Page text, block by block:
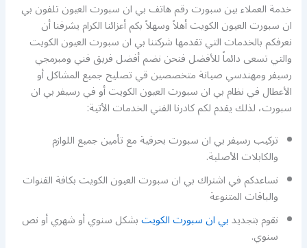
خدمة العملاء بين سبورت رقم هاتف بي ان سبورت العيون تلفون بي
ان سبورت العيون الكويت أهلاً وسهلاً بكم أعزائنا الكرام يشرفنا أن
نعرفكم بالخدمات التي تقدمها شركتنا بي ان سبورت العيون الكويت
والتي تسعى دائماً للأفضل فنحن نضم أفضل فريق فني ومبرمجي
رسيفر ومهندسي صيانة متخصصين قي تصليح جميع المشاكل أو
الأعطال في نظام بي ان سبورت العيون الكويت أو في رسيفر بي ان
سبورت، لذلك يقدم لكم كادرنا الفني الخدمات الأتية:
تركيب رسيفر بي ان سبورت بحرفية مع تأمين جميع اللوازم
والكابلات الأصلية.
نساعدكم في اشتراك بي ان سبورت العيون الكويت بكافة القنوات
والباقات المتنوعة
نقوم بتجديدبي ان سبورت الكويتبشكل سنوي أو شهري أو نص
سنوي.